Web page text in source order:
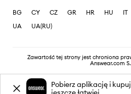
BG CY CZ GR HR HU IT
UA
UA(RU)
Zawartość tej strony jest chroniona
Answear.com
Pobierz aplikację i kupuj